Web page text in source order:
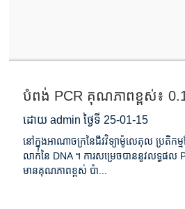
បំពង់ PCR គុណភាពខ្ពស់៖
ដោយ admin ថ្ងៃទី 25-01-15
នៅក្នុងអាណាចក្រនៃជីវវិទ្យាម៉ូលេគុល ប្រតិកម្
លាក់នៃ DNA ។ ការសម្រេចបាននូវលទ្ធផល
មានគុណភាពខ្ពស់ ប៉ា...